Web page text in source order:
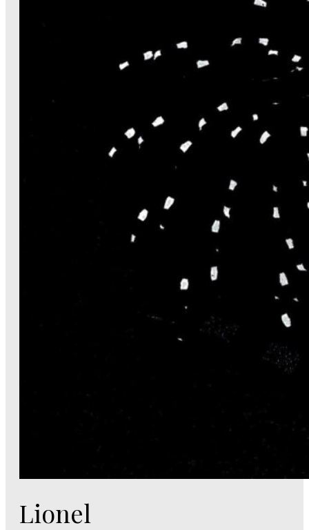
Lionel